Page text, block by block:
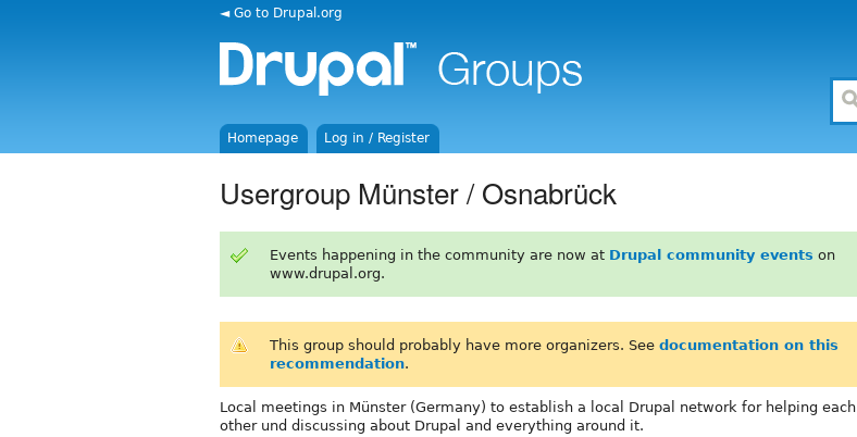
◄ Go to Drupal.org
Homepage Log in / Register
Usergroup Münster / Osnabrück
Events happening in the community are now at Drupal community events on
www.drupal.org.
This group should probably have more organizers. See documentation on this
recommendation.
Local meetings in Münster (Germany) to establish a local Drupal network for helping each
other und discussing about Drupal and everything around it.